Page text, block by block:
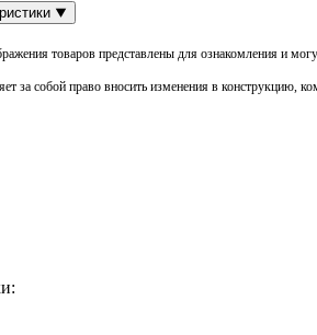
товаров представлены для ознакомления и
за собой право вносить изменения в конструкцию,